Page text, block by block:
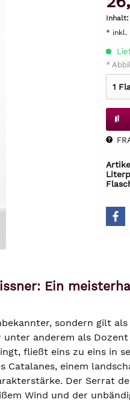
Inhalt:
* inkl.
*
Ein
sondern gilt
unter anderem als
fließt eins zu eins in
Catalanes, einem
Der Serrat
Wind und der